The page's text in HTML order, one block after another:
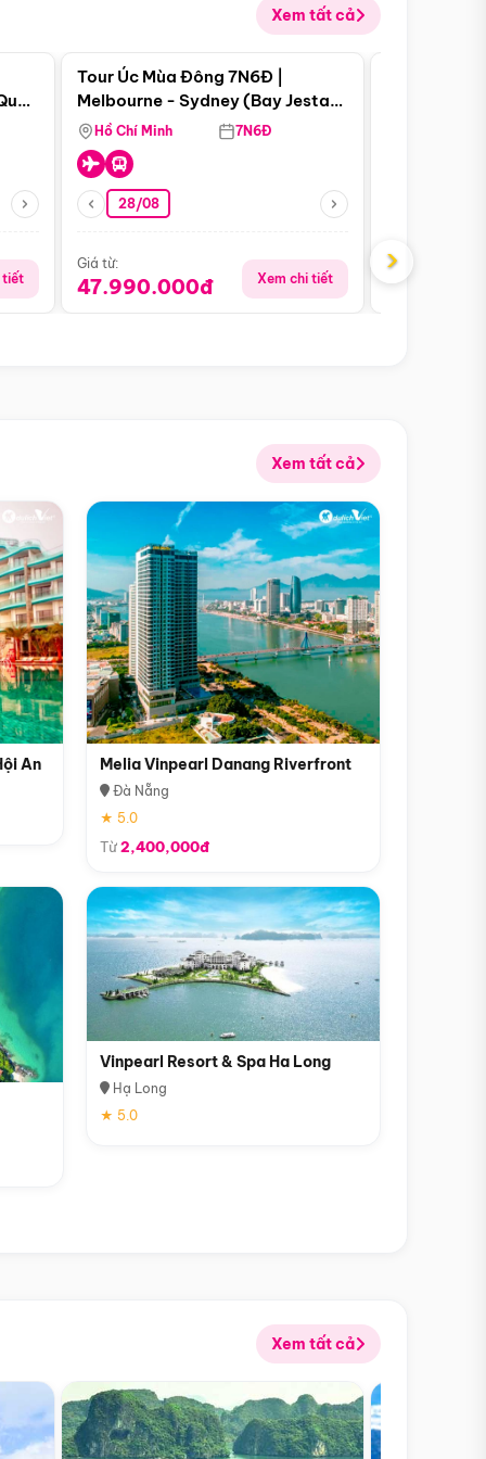
Xem tất cả
tiết
Điểm nổi bật
Tour Úc Mùa Đông 7N6Đ |
Melbourne - Sydney (Bay Jestar
Airways)
Hồ Chí Minh 7N6Đ
28/08
Giá từ:
47.990.000đ Xem chi tiết
Giá từ:
›
Xem tất cả
An Melia Vinpearl Danang Riverfront
Đà Nẵng
★ 5.0
Từ2,400,000đ
Vinpearl Resort & Spa Ha Long
Hạ Long
★ 5.0
Xem tất cả